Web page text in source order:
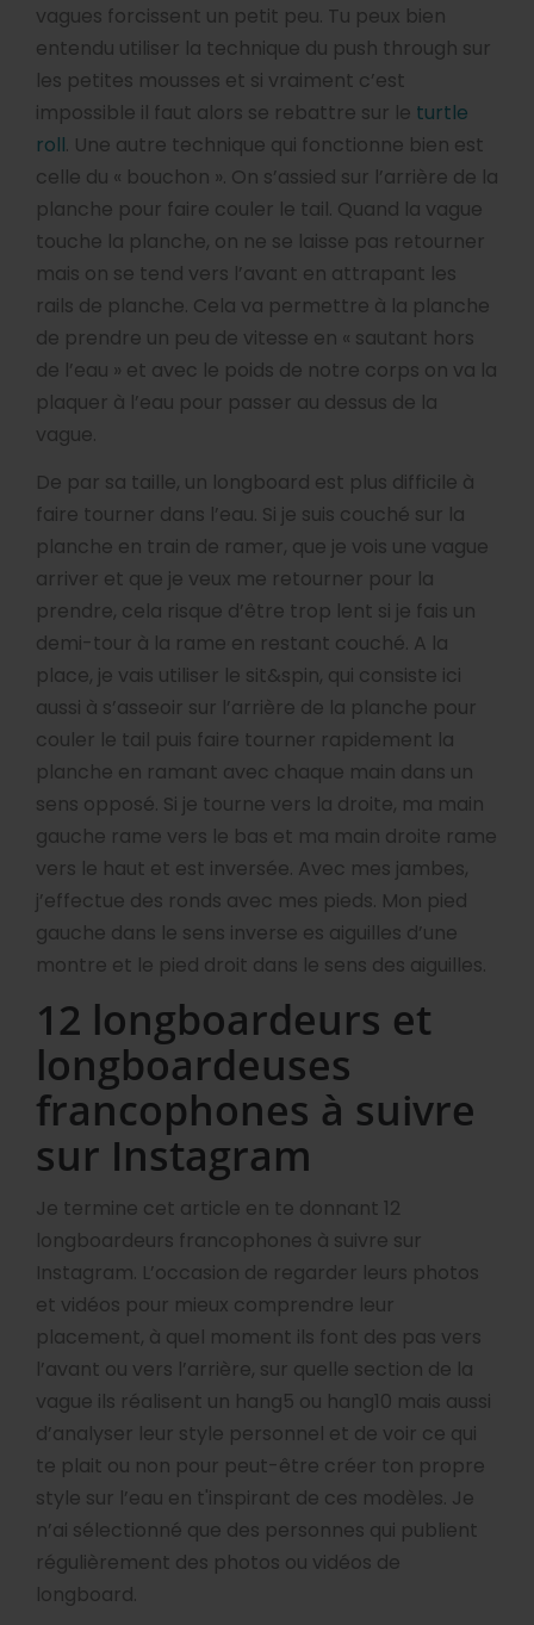
vagues forcissent un petit peu. Tu peux bien
entendu utiliser la technique du push through sur
les petites mousses et si vraiment c’est
impossible il faut alors se rebattre sur le turtle
roll. Une autre technique qui fonctionne bien est
celle du « bouchon ». On s’assied sur l’arrière de la
planche pour faire couler le tail. Quand la vague
touche la planche, on ne se laisse pas retourner
mais on se tend vers l’avant en attrapant les
rails de planche. Cela va permettre à la planche
de prendre un peu de vitesse en « sautant hors
de l’eau » et avec le poids de notre corps on va la
plaquer à l’eau pour passer au dessus de la
vague.
De par sa taille, un longboard est plus difficile à
faire tourner dans l’eau. Si je suis couché sur la
planche en train de ramer, que je vois une vague
arriver et que je veux me retourner pour la
prendre, cela risque d’être trop lent si je fais un
demi-tour à la rame en restant couché. A la
place, je vais utiliser le sit&spin, qui consiste ici
aussi à s’asseoir sur l’arrière de la planche pour
couler le tail puis faire tourner rapidement la
planche en ramant avec chaque main dans un
sens opposé. Si je tourne vers la droite, ma main
gauche rame vers le bas et ma main droite rame
vers le haut et est inversée. Avec mes jambes,
j’effectue des ronds avec mes pieds. Mon pied
gauche dans le sens inverse es aiguilles d’une
montre et le pied droit dans le sens des aiguilles.
12 longboardeurs et
longboardeuses
francophones à suivre
sur Instagram
Je termine cet article en te donnant 12
longboardeurs francophones à suivre sur
Instagram. L’occasion de regarder leurs photos
et vidéos pour mieux comprendre leur
placement, à quel moment ils font des pas vers
l’avant ou vers l’arrière, sur quelle section de la
vague ils réalisent un hang5 ou hang10 mais aussi
d’analyser leur style personnel et de voir ce qui
te plait ou non pour peut-être créer ton propre
style sur l’eau en t'inspirant de ces modèles. Je
n’ai sélectionné que des personnes qui publient
régulièrement des photos ou vidéos de
longboard.